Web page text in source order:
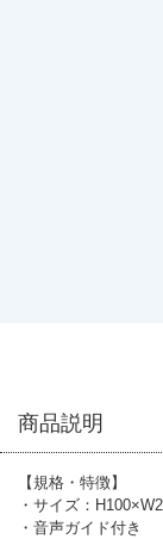
商品説明
【規格・特徴】
・サイズ：
・音声ガイド付き